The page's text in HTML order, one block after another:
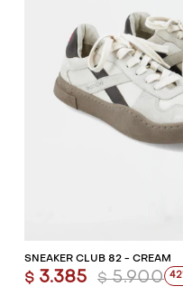
SNEAKER CLUB 82 - CREAM
$ 3.385 $ 5.900 42